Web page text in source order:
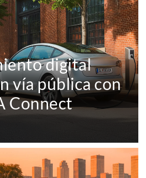
digital
vía pública con
Connect